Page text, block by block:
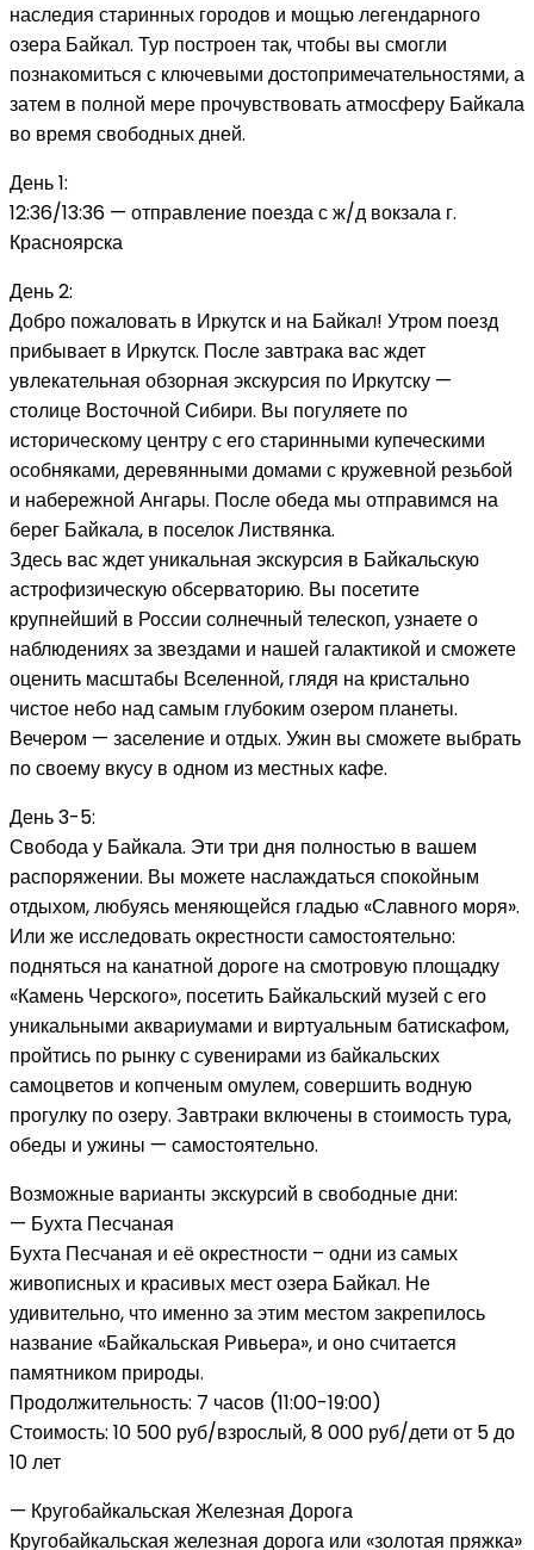
наследия старинных городов и мощью легендарного
озера Байкал. Тур построен так, чтобы вы смогли
познакомиться с ключевыми достопримечательностями, а
затем в полной мере прочувствовать атмосферу Байкала
во время свободных дней.
День 1:
12:36/13:36 — отправление поезда с ж/д вокзала г.
Красноярска
День 2:
Добро пожаловать в Иркутск и на Байкал! Утром поезд
прибывает в Иркутск. После завтрака вас ждет
увлекательная обзорная экскурсия по Иркутску —
столице Восточной Сибири. Вы погуляете по
историческому центру с его старинными купеческими
особняками, деревянными домами с кружевной резьбой
и набережной Ангары. После обеда мы отправимся на
берег Байкала, в поселок Листвянка.
Здесь вас ждет уникальная экскурсия в Байкальскую
астрофизическую обсерваторию. Вы посетите
крупнейший в России солнечный телескоп, узнаете о
наблюдениях за звездами и нашей галактикой и сможете
оценить масштабы Вселенной, глядя на кристально
чистое небо над самым глубоким озером планеты.
Вечером — заселение и отдых. Ужин вы сможете выбрать
по своему вкусу в одном из местных кафе.
День 3-5:
Свобода у Байкала. Эти три дня полностью в вашем
распоряжении. Вы можете наслаждаться спокойным
отдыхом, любуясь меняющейся гладью «Славного моря».
Или же исследовать окрестности самостоятельно:
подняться на канатной дороге на смотровую площадку
«Камень Черского», посетить Байкальский музей с его
уникальными аквариумами и виртуальным батискафом,
пройтись по рынку с сувенирами из байкальских
самоцветов и копченым омулем, совершить водную
прогулку по озеру. Завтраки включены в стоимость тура,
обеды и ужины — самостоятельно.
Возможные варианты экскурсий в свободные дни:
— Бухта Песчаная
Бухта Песчаная и её окрестности – одни из самых
живописных и красивых мест озера Байкал. Не
удивительно, что именно за этим местом закрепилось
название «Байкальская Ривьера», и оно считается
памятником природы.
Продолжительность: 7 часов (11:00-19:00)
Стоимость: 10 500 руб/взрослый, 8 000 руб/дети от 5 до
10 лет
— Кругобайкальская Железная Дорога
Кругобайкальская железная дорога или «золотая пряжка»